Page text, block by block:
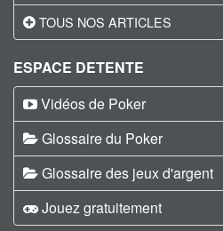
TOUS NOS ARTICLES
ESPACE DETENTE
Vidéos de Poker
Glossaire du Poker
Glossaire des jeux d'argent
Jouez gratuitement